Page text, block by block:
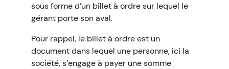
sous forme d’un billet à ordre sur lequel le
gérant porte son aval.
Pour rappel, le billet à ordre est un
document dans lequel une personne, ici la
société, s’engage à payer une somme